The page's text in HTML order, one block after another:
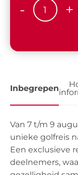
- 1 +
Inbegrepen
Van 7 t/m 9
unieke golfreis
Een exclusieve
deelnemers,